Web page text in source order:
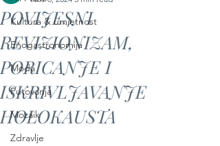
Kultura & umjetnost
Enogastronomija
Moda
Putovanja
Mozaik
Zdravlje
POVIJESNI
REVIZIONIZAM,
PORICANJE I
ISKRIVLJAVANJE
HOLOKAUSTA